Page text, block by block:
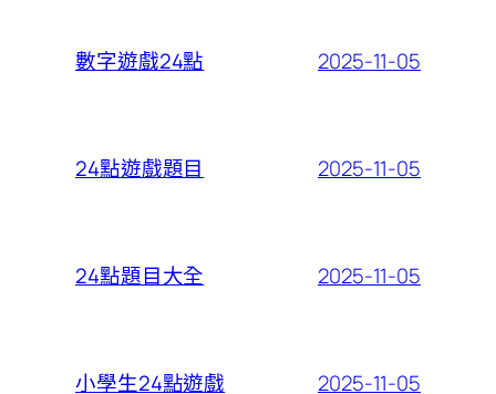
數字遊戲24點 2025-11-05
24點遊戲題目 2025-11-05
24點題目大全 2025-11-05
小學生24點遊戲 2025-11-05